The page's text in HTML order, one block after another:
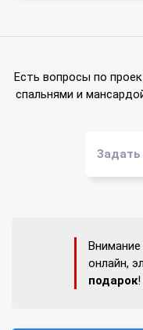
Есть вопросы по
спальнями и
Задать
онлайн,
подарок!